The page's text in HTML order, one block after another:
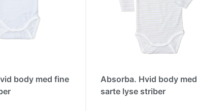
body med fine
Absorba. Hvid body med
sarte lyse striber